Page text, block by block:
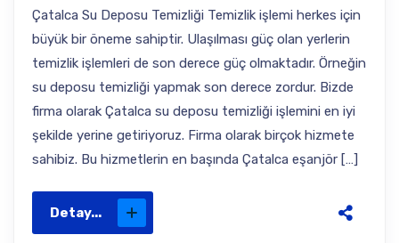
Çatalca Su Deposu Temizliği Temizlik işlemi herkes için
büyük bir öneme sahiptir. Ulaşılması güç olan yerlerin
temizlik işlemleri de son derece güç olmaktadır. Örneğin
su deposu temizliği yapmak son derece zordur. Bizde
firma olarak Çatalca su deposu temizliği işlemini en iyi
şekilde yerine getiriyoruz. Firma olarak birçok hizmete
sahibiz. Bu hizmetlerin en başında Çatalca eşanjör […]
Detay...